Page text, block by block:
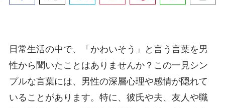
日常生活の中で、「かわいそう」と言う言葉を男
性から聞いたことはありませんか？この一見シン
プルな言葉には、男性の深層心理や感情が隠れて
いることがあります。特に、彼氏や夫、友人や職